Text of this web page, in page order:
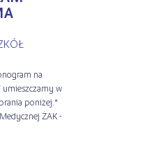
na
w
poniżej.*
ŻAK -